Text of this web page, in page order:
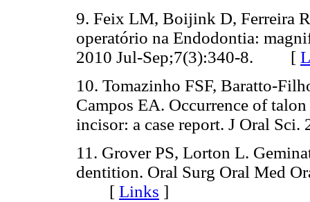
9. Feix LM, Boijink D, Ferreira
operatório na Endodontia:
2010 Jul-Sep;7(3):340-8. [
10. Tomazinho FSF, Baratto-
Campos EA. Occurrence of
incisor: a case report. J Oral
11. Grover PS, Lorton L.
dentition. Oral Surg Oral Med
[ Links ]